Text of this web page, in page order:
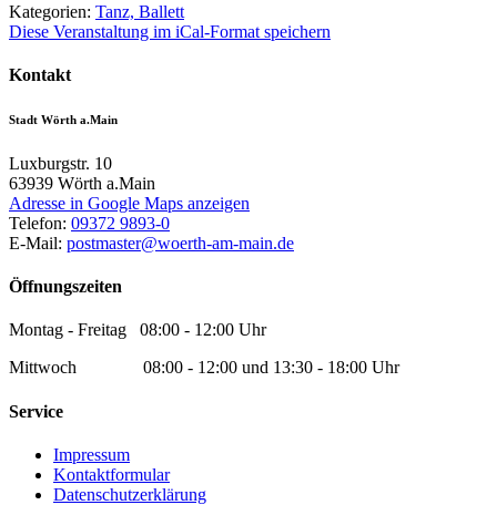
Kategorien: Tanz, Ballett
Diese Veranstaltung im iCal-Format speichern
Kontakt
Stadt Wörth a.Main
Luxburgstr. 10
63939 Wörth a.Main
Adresse in Google Maps anzeigen
Telefon: 09372 9893-0
E-Mail: postmaster@woerth-am-main.de
Öffnungszeiten
Montag - Freitag 08:00 - 12:00 Uhr
Mittwoch 08:00 - 12:00 und 13:30 - 18:00 Uhr
Service
Impressum
Kontaktformular
Datenschutzerklärung